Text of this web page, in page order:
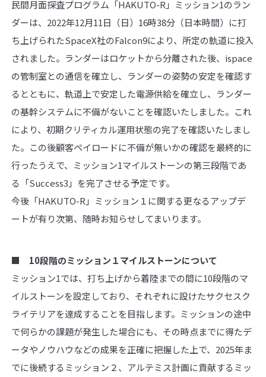
民間月面探査プログラム「HAKUTO-R」ミッション1のラン
ダーは、2022年12月11日（日）16時38分（日本時間）に打
ち上げられたSpaceX社のFalcon9により、所定の軌道に投入
されました。ランダーはロケットから分離された後、ispace
の管制室との通信を確立し、ランダーの姿勢の安定を確認す
るとともに、軌道上で安定した電源供給を確立し、ランダー
の基幹システムに不備がないことを確認いたしました。これ
により、初期クリティカル運用状態の完了を確認いたしまし
た。この後顧客ペイロードに不備が無いかの確認を最終的に
行ったうえで、ミッション1マイルストーンの第三段階であ
る「Success3」を完了させる予定です。
今後「HAKUTO-R」ミッション１に関する更なるアップデ
ートが有り次第、随時お知らせしてまいります。
■ 10段階のミッション１マイルストーンについて
ミッション1では、打ち上げから着陸までの間に10段階のマ
イルストーンを設定しており、それぞれに設けたサクセスク
ライテリアを達成することを目指します。ミッションの途中
で何らかの課題が発生した場合にも、その時点までに得たデ
ータやノウハウなどの成果を正確に把握した上で、2025年ま
でに後続するミッション２、アルテミス計画に貢献するミッ